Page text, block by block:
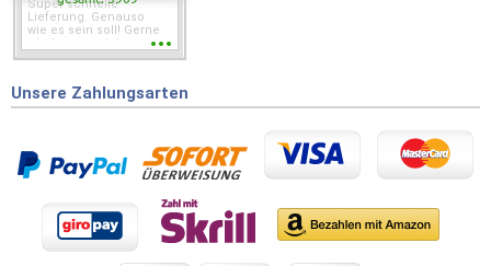
Super schnelle
Lieferung. Genauso
wie es sein soll! Gerne
wieder wenn ich was
Unsere Zahlungsarten